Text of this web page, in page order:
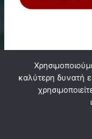
FACEBOOK
καλύτερη δυνατή